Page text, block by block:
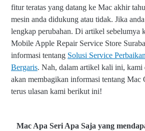
fitur teratas yang datang ke Mac akhir
mesin anda didukung atau tidak. Jika
lengkap perubahan. Di artikel sebelumya
Mobile Apple Repair Service Store
informasi tentang Solusi Service
Bergaris. Nah, dalam artikel kali ini, kami
akan membagikan informasi tentang Mac
terus ulasan kami berikut ini!
Mac Apa Seri Apa Saja yang